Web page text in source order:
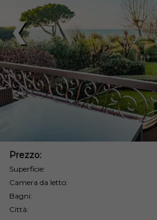
❮
Prezzo:
Superficie:
Camera da letto:
Bagni:
Città: